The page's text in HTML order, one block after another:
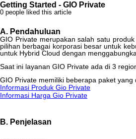
Getting Started - GIO Private
0 people liked this article
A. Pendahuluan
GIO Private merupakan salah satu produk
pilihan berbagai korporasi besar untuk
untuk Hybrid Cloud dengan
Saat ini layanan GIO Private ada di 3
GIO Private memiliki beberapa paket yang
Informasi Produk Gio Private
Informasi Harga Gio Private
B. Penjelasan